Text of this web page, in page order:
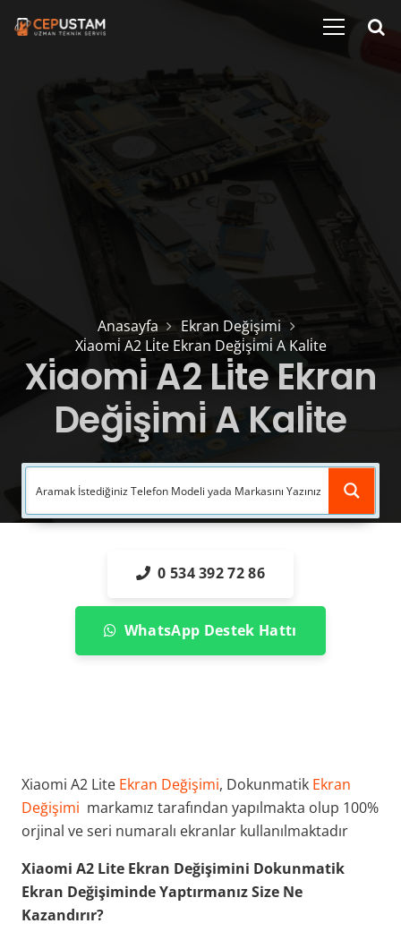
Anasayfa
Ekran Değişimi
Xi̇aomi̇ A2 Li̇te Ekran Deği̇şi̇mi̇ A Kali̇te
Xi̇aomi̇ A2 Li̇te Ekran
Deği̇şi̇mi̇ A Kali̇te
0 534 392 72 86
WhatsApp Destek Hattı
Xiaomi A2 Lite Ekran Değişimi, Dokunmatik Ekran
Değişimi markamız tarafından yapılmakta olup 100%
orjinal ve seri numaralı ekranlar kullanılmaktadır
Xiaomi A2 Lite Ekran Değişimini Dokunmatik
Ekran Değişiminde Yaptırmanız Size Ne
Kazandırır?